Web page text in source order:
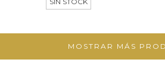
MOSTRAR MÁS